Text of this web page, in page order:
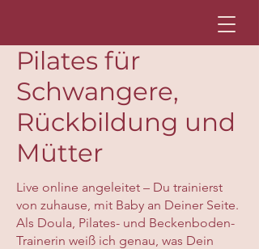
Pilates für
Schwangere,
Rückbildung und
Mütter
Live online angeleitet – Du trainierst
von zuhause, mit Baby an Deiner Seite.
Als Doula, Pilates- und Beckenboden-
Trainerin weiß ich genau, was Dein